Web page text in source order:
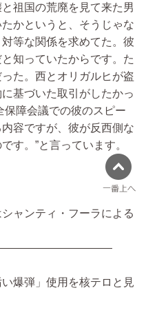
祖国の荒廃を見て来た男
かというと、そうじゃな
等な関係を求めてた。彼
知っていたからです。た
た。西とオリガルヒが盗
基づいた取引がしたかっ
障会議での彼のスピー
容ですが、彼が反西側な
す。”と言っています。
ャンティ・フーラによる
爆弾」使用を核テロと見